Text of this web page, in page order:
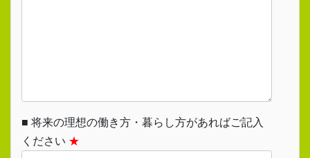
■ 将来の理想の働き方・暮らし方があればご記入
ください ★